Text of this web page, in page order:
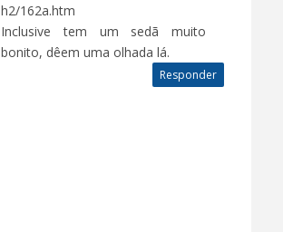
h2/162a.htm
Inclusive tem um sedã muito
bonito, dêem uma olhada lá.
Responder